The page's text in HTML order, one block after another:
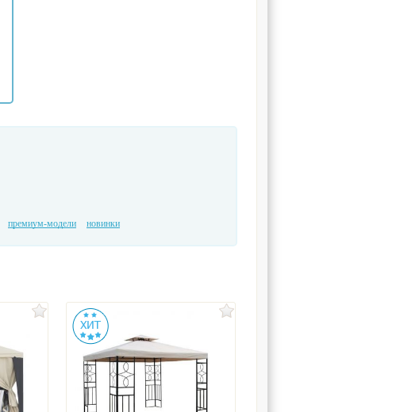
премиум-модели новинки